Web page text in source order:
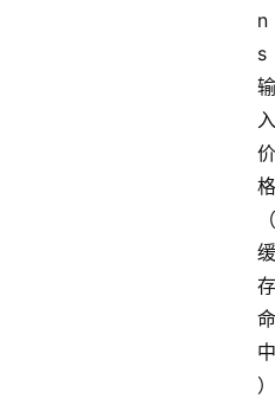
n
s
输
入
价
格
（
缓
存
命
中
）